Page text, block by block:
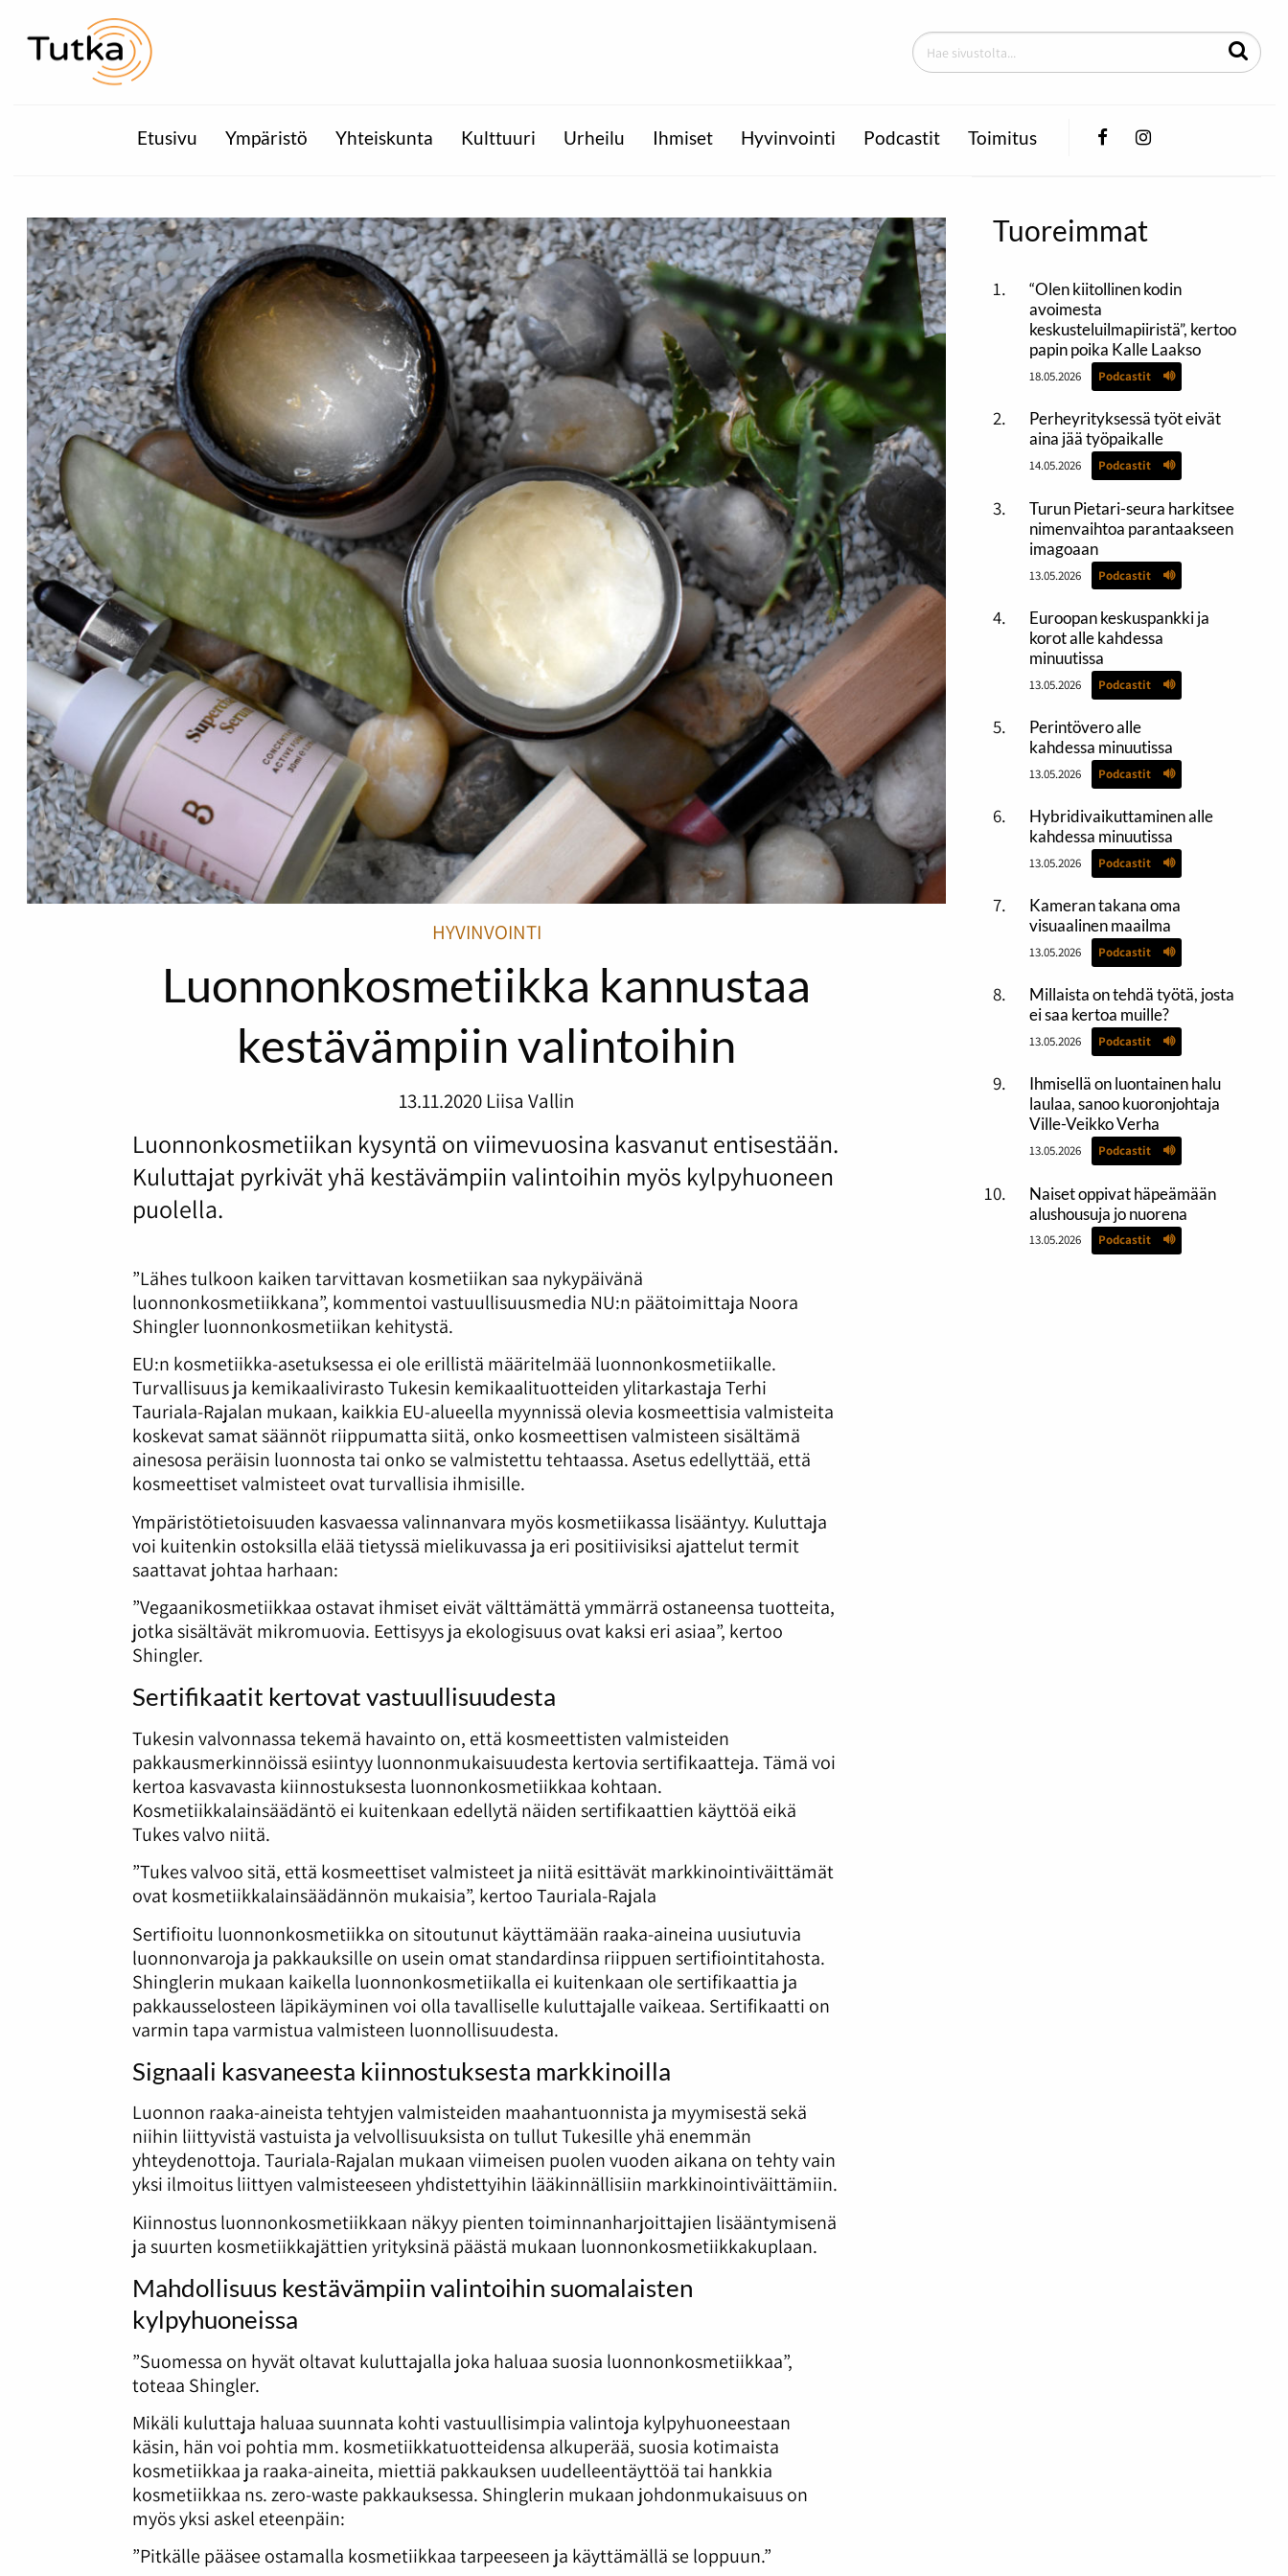
Etusivu Ympäristö Yhteiskunta Kulttuuri Urheilu Ihmiset Hyvinvointi Podcastit Toimitus FacebookInstagram
HYVINVOINTI
Luonnonkosmetiikka kannustaa
kestävämpiin valintoihin
13.11.2020 Liisa Vallin
Luonnonkosmetiikan kysyntä on viimevuosina kasvanut entisestään.
Kuluttajat pyrkivät yhä kestävämpiin valintoihin myös kylpyhuoneen
puolella.
”Lähes tulkoon kaiken tarvittavan kosmetiikan saa nykypäivänä
luonnonkosmetiikkana”, kommentoi vastuullisuusmedia NU:n päätoimittaja Noora
Shingler luonnonkosmetiikan kehitystä.
EU:n kosmetiikka-asetuksessa ei ole erillistä määritelmää luonnonkosmetiikalle.
Turvallisuus ja kemikaalivirasto Tukesin kemikaalituotteiden ylitarkastaja Terhi
Tauriala-Rajalan mukaan, kaikkia EU-alueella myynnissä olevia kosmeettisia valmisteita
koskevat samat säännöt riippumatta siitä, onko kosmeettisen valmisteen sisältämä
ainesosa peräisin luonnosta tai onko se valmistettu tehtaassa. Asetus edellyttää, että
kosmeettiset valmisteet ovat turvallisia ihmisille.
Ympäristötietoisuuden kasvaessa valinnanvara myös kosmetiikassa lisääntyy. Kuluttaja
voi kuitenkin ostoksilla elää tietyssä mielikuvassa ja eri positiivisiksi ajattelut termit
saattavat johtaa harhaan:
”Vegaanikosmetiikkaa ostavat ihmiset eivät välttämättä ymmärrä ostaneensa tuotteita,
jotka sisältävät mikromuovia. Eettisyys ja ekologisuus ovat kaksi eri asiaa”, kertoo
Shingler.
Sertifikaatit kertovat vastuullisuudesta
Tukesin valvonnassa tekemä havainto on, että kosmeettisten valmisteiden
pakkausmerkinnöissä esiintyy luonnonmukaisuudesta kertovia sertifikaatteja. Tämä voi
kertoa kasvavasta kiinnostuksesta luonnonkosmetiikkaa kohtaan.
Kosmetiikkalainsäädäntö ei kuitenkaan edellytä näiden sertifikaattien käyttöä eikä
Tukes valvo niitä.
”Tukes valvoo sitä, että kosmeettiset valmisteet ja niitä esittävät markkinointiväittämät
ovat kosmetiikkalainsäädännön mukaisia”, kertoo Tauriala-Rajala
Sertifioitu luonnonkosmetiikka on sitoutunut käyttämään raaka-aineina uusiutuvia
luonnonvaroja ja pakkauksille on usein omat standardinsa riippuen sertifiointitahosta.
Shinglerin mukaan kaikella luonnonkosmetiikalla ei kuitenkaan ole sertifikaattia ja
pakkausselosteen läpikäyminen voi olla tavalliselle kuluttajalle vaikeaa. Sertifikaatti on
varmin tapa varmistua valmisteen luonnollisuudesta.
Signaali kasvaneesta kiinnostuksesta markkinoilla
Luonnon raaka-aineista tehtyjen valmisteiden maahantuonnista ja myymisestä sekä
niihin liittyvistä vastuista ja velvollisuuksista on tullut Tukesille yhä enemmän
yhteydenottoja. Tauriala-Rajalan mukaan viimeisen puolen vuoden aikana on tehty vain
yksi ilmoitus liittyen valmisteeseen yhdistettyihin lääkinnällisiin markkinointiväittämiin.
Kiinnostus luonnonkosmetiikkaan näkyy pienten toiminnanharjoittajien lisääntymisenä
ja suurten kosmetiikkajättien yrityksinä päästä mukaan luonnonkosmetiikkakuplaan.
Mahdollisuus kestävämpiin valintoihin suomalaisten
kylpyhuoneissa
”Suomessa on hyvät oltavat kuluttajalla joka haluaa suosia luonnonkosmetiikkaa”,
toteaa Shingler.
Mikäli kuluttaja haluaa suunnata kohti vastuullisimpia valintoja kylpyhuoneestaan
käsin, hän voi pohtia mm. kosmetiikkatuotteidensa alkuperää, suosia kotimaista
kosmetiikkaa ja raaka-aineita, miettiä pakkauksen uudelleentäyttöä tai hankkia
kosmetiikkaa ns. zero-waste pakkauksessa. Shinglerin mukaan johdonmukaisuus on
myös yksi askel eteenpäin:
”Pitkälle pääsee ostamalla kosmetiikkaa tarpeeseen ja käyttämällä se loppuun.”
Tuoreimmat
“Olen kiitollinen kodin
avoimesta
keskusteluilmapiiristä”, kertoo
papin poika Kalle Laakso
18.05.2026 Podcastit
Perheyrityksessä työt eivät
aina jää työpaikalle
14.05.2026 Podcastit
Turun Pietari-seura harkitsee
nimenvaihtoa parantaakseen
imagoaan
13.05.2026 Podcastit
Euroopan keskuspankki ja
korot alle kahdessa
minuutissa
13.05.2026 Podcastit
Perintövero alle
kahdessa minuutissa
13.05.2026 Podcastit
Hybridivaikuttaminen alle
kahdessa minuutissa
13.05.2026 Podcastit
Kameran takana oma
visuaalinen maailma
13.05.2026 Podcastit
Millaista on tehdä työtä, josta
ei saa kertoa muille?
13.05.2026 Podcastit
Ihmisellä on luontainen halu
laulaa, sanoo kuoronjohtaja
Ville-Veikko Verha
13.05.2026 Podcastit
Naiset oppivat häpeämään
alushousuja jo nuorena
13.05.2026 Podcastit